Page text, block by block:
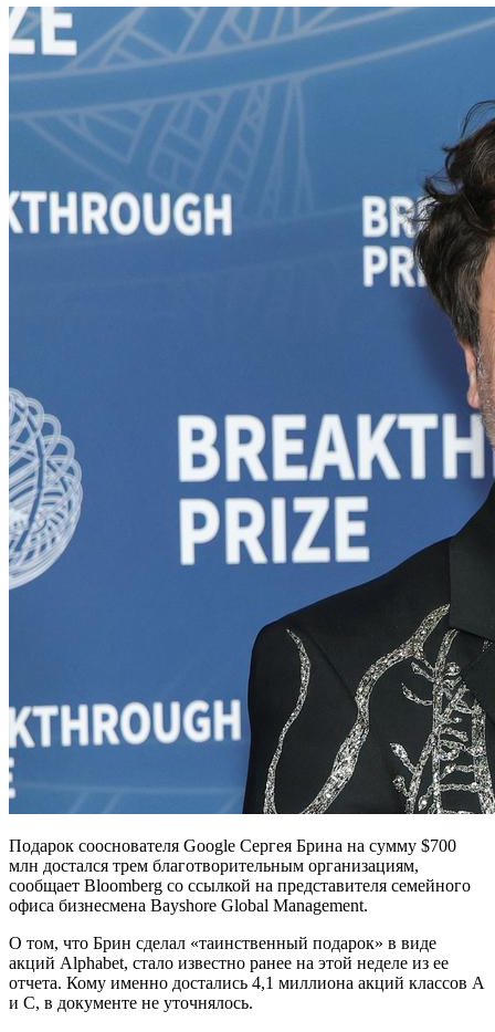
Подарок сооснователя Google Сергея Брина на сумму $700
млн достался трем благотворительным организациям,
сообщает Bloomberg со ссылкой на представителя семейного
офиса бизнесмена Bayshore Global Management.
О том, что Брин сделал «таинственный подарок» в виде
акций Alphabet, стало известно ранее на этой неделе из ее
отчета. Кому именно достались 4,1 миллиона акций классов A
и C, в документе не уточнялось.